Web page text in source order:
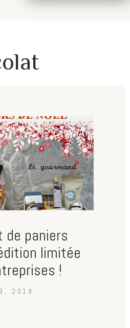
de paniers
limitée
!
2019